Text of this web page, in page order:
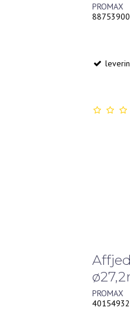
PROMAX
PROMAX